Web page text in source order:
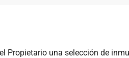
Propietario una selección de